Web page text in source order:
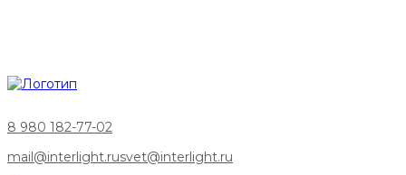
8 980 182-77-02
mail@interlight.rusvet@interlight.ru